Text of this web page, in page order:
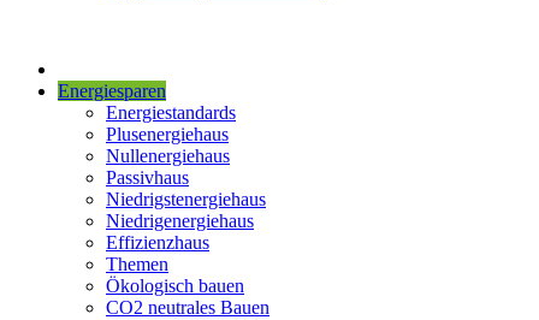
Energiesparen
Energiestandards
Plusenergiehaus
Nullenergiehaus
Passivhaus
Niedrigstenergiehaus
Niedrigenergiehaus
Effizienzhaus
Themen
Ökologisch bauen
CO2 neutrales Bauen